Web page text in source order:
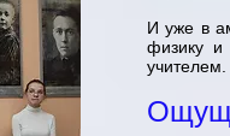
И уже в
физику и
учителем.